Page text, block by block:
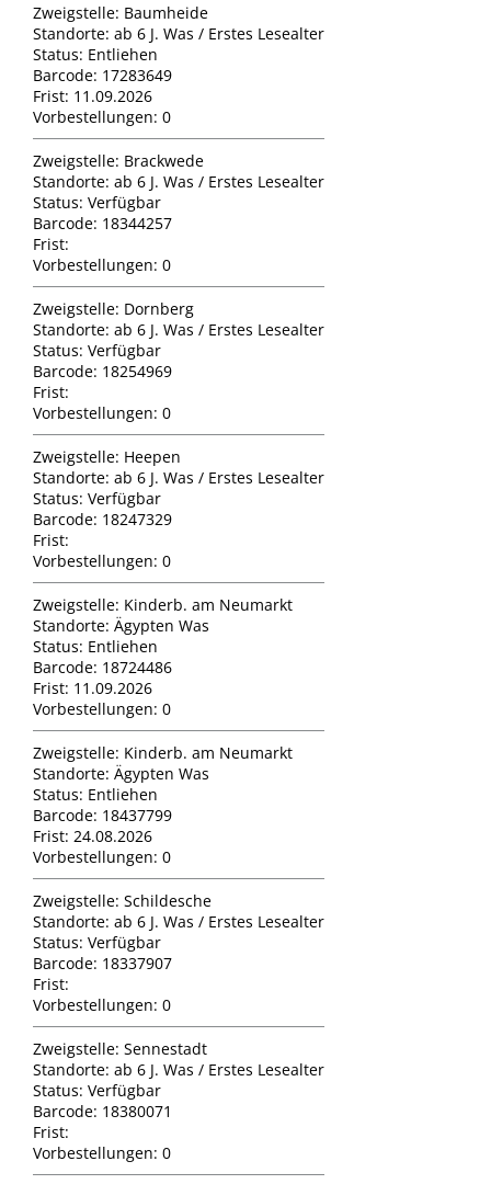
Zweigstelle: Baumheide
Standorte: ab 6 J. Was / Erstes Lesealter
Status: Entliehen
Barcode: 17283649
Frist: 11.09.2026
Vorbestellungen: 0
Zweigstelle: Brackwede
Standorte: ab 6 J. Was / Erstes Lesealter
Status: Verfügbar
Barcode: 18344257
Frist:
Vorbestellungen: 0
Zweigstelle: Dornberg
Standorte: ab 6 J. Was / Erstes Lesealter
Status: Verfügbar
Barcode: 18254969
Frist:
Vorbestellungen: 0
Zweigstelle: Heepen
Standorte: ab 6 J. Was / Erstes Lesealter
Status: Verfügbar
Barcode: 18247329
Frist:
Vorbestellungen: 0
Zweigstelle: Kinderb. am Neumarkt
Standorte: Ägypten Was
Status: Entliehen
Barcode: 18724486
Frist: 11.09.2026
Vorbestellungen: 0
Zweigstelle: Kinderb. am Neumarkt
Standorte: Ägypten Was
Status: Entliehen
Barcode: 18437799
Frist: 24.08.2026
Vorbestellungen: 0
Zweigstelle: Schildesche
Standorte: ab 6 J. Was / Erstes Lesealter
Status: Verfügbar
Barcode: 18337907
Frist:
Vorbestellungen: 0
Zweigstelle: Sennestadt
Standorte: ab 6 J. Was / Erstes Lesealter
Status: Verfügbar
Barcode: 18380071
Frist:
Vorbestellungen: 0